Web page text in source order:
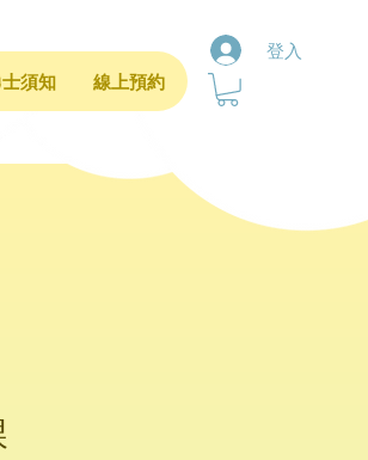
須知 線上預約
登入